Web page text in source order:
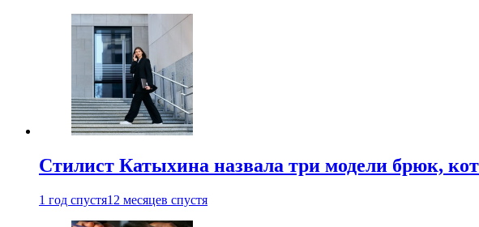
Стилист Катыхина назвала три модели брюк,
1 год спустя12 месяцев спустя